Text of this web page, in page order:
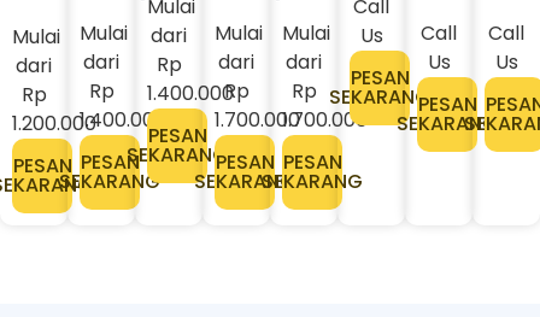
Mulai
dari
Rp
1.200.000
PESAN
Mulai
dari
Rp
1.400.000
PESAN
SEKARANG
Mulai
dari
Rp
1.400.000
PESAN
SEKARANG
Mulai
dari
Rp
1.700.000
PESAN
SEKARANG
Mulai
dari
Rp
1.700.000
PESAN
SEKARANG
Call
Us
PESAN
SEKARANG
Call
Us
PESAN
SEKARANG
Call
Us